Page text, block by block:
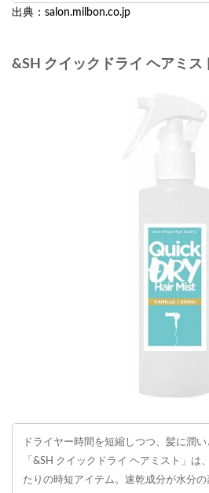
出典：salon.milbon.co.jp
&SH クイックドライ ヘアミス
ドライヤー時間を短縮しつつ、髪に潤
「&SH クイックドライ ヘアミスト」は
たりの時短アイテム。速乾成分が水分